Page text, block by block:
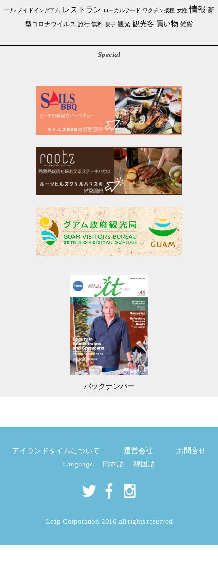
ール メイドイングアム レストラン ローカルフード ワクチン接種 女性 情報 新
型コロナウイルス 旅行 無料 親子 観光 観光客 買い物 雑貨
Special
バックナンバー
アイランドタイムについて 運営会社
お問合せ
Language:
日本語 韓国語
Leap Corporation 2016 all rights reserved